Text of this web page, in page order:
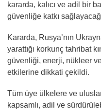
kararda, kalıcı ve adil bir
güvenliğe katkı
Kararda, Rusya’nın
yarattığı korkunç tahribat
güvenliği, enerji, nükleer
etkilerine dikkati çekildi.
Tüm üye ülkelere ve
kapsamlı, adil ve